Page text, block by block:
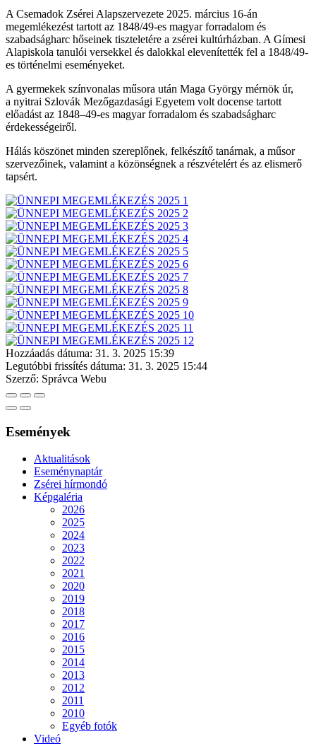
A Csemadok Zsérei Alapszervezete 2025. március 16-án
megemlékezést tartott az 1848/49-es magyar forradalom és
szabadságharc hőseinek tiszteletére a zsérei kultúrházban. A Gímesi
Alapiskola tanulói versekkel és dalokkal elevenítették fel a 1848/49-
es történelmi eseményeket.
A gyermekek színvonalas műsora után Maga György mérnök úr,
a nyitrai Szlovák Mezőgazdasági Egyetem volt docense tartott
előadást az 1848–49-es magyar forradalom és szabadságharc
érdekességeiről.
Hálás köszönet minden szereplőnek, felkészítő tanárnak, a műsor
szervezőinek, valamint a közönségnek a részvételért és az elismerő
tapsért.
Hozzáadás dátuma: 31. 3. 2025 15:39
Legutóbbi frissítés dátuma: 31. 3. 2025 15:44
Szerző: Správca Webu
Események
Aktualitások
Eseménynaptár
Zsérei hírmondó
Képgaléria
2026
2025
2024
2023
2022
2021
2020
2019
2018
2017
2016
2015
2014
2013
2012
2011
2010
Egyéb fotók
Videó